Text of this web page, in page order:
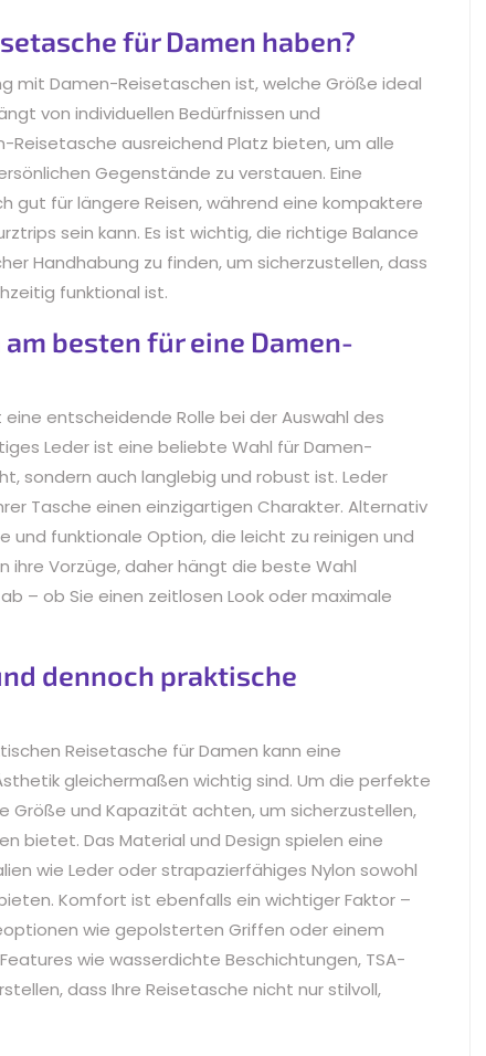
für Damen haben?
mit Damen-Reisetaschen ist, welche Größe ideal
von individuellen Bedürfnissen und
Reisetasche ausreichend Platz bieten, um alle
Gegenstände zu verstauen. Eine
für längere Reisen, während eine kompaktere
sein kann. Es ist wichtig, die richtige Balance
Handhabung zu finden, um sicherzustellen, dass
funktional ist.
besten für eine Damen-
entscheidende Rolle bei der Auswahl des
Leder ist eine beliebte Wahl für Damen-
sondern auch langlebig und robust ist. Leder
Tasche einen einzigartigen Charakter. Alternativ
funktionale Option, die leicht zu reinigen und
ihre Vorzüge, daher hängt die beste Wahl
– ob Sie einen zeitlosen Look oder maximale
dennoch praktische
Reisetasche für Damen kann eine
gleichermaßen wichtig sind. Um die perfekte
Größe und Kapazität achten, um sicherzustellen,
bietet. Das Material und Design spielen eine
wie Leder oder strapazierfähiges Nylon sowohl
Komfort ist ebenfalls ein wichtiger Faktor –
wie gepolsterten Griffen oder einem
wie wasserdichte Beschichtungen, TSA-
dass Ihre Reisetasche nicht nur stilvoll,